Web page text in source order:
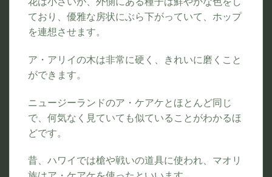
ており、優雅な房状にぶら下がっていて、ホップ
を連想させます。
ア・アリイの木は非常に硬く、きれいに磨くこと
ができます。
ニュージーランドのア・ケアケとほとんど同じ
で、何気なく見ていても似ていることがわかるほ
どです。
昔、ハワイでは槍や戦いの道具に使われ、マオリ